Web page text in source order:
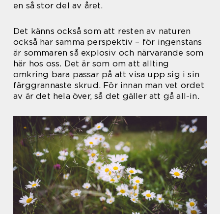
en så stor del av året.
Det känns också som att resten av naturen
också har samma perspektiv – för ingenstans
är sommaren så explosiv och närvarande som
här hos oss. Det är som om att allting
omkring bara passar på att visa upp sig i sin
färggrannaste skrud. För innan man vet ordet
av är det hela över, så det gäller att gå all-in.